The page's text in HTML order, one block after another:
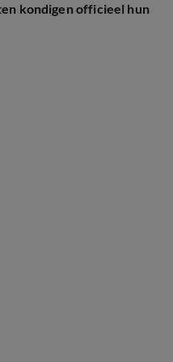
kondigen officieel hun